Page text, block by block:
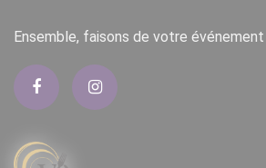
Ensemble, faisons de votre